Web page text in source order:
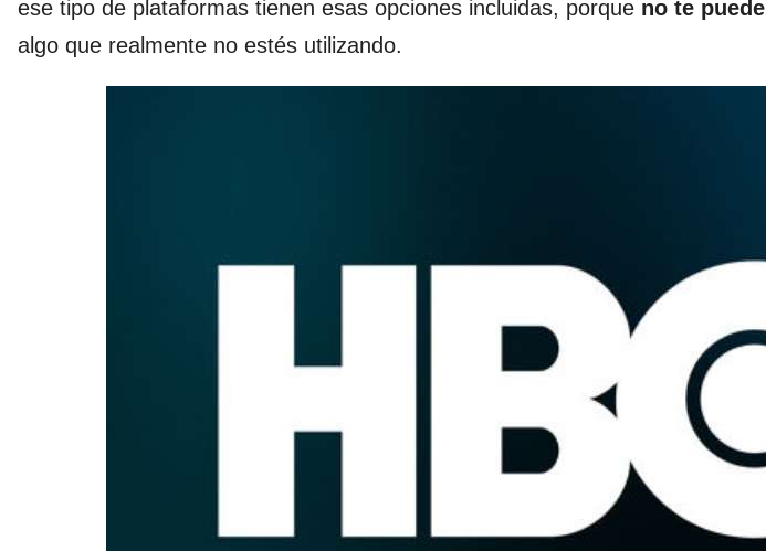
ese tipo de plataformas tienen esas opciones incluidas, porque no te
algo que realmente no estés utilizando.